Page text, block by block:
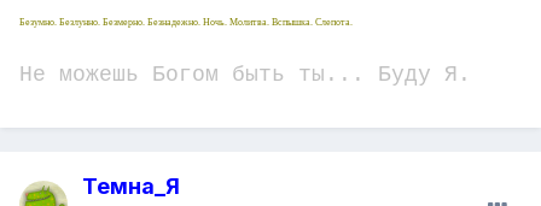
Безумно. Безлунно. Безмерно. Безнадежно. Ночь. Молитва. Вспышка. Слепота.
Не можешь Богом быть ты... Буду Я.
Темна_Я